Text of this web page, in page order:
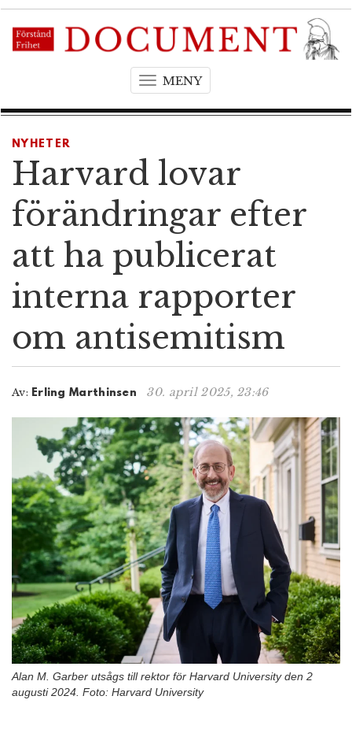
MENYT
g
e
a
i
g
a
t
o
n
NYHETER
Harvard lovar
förändringar efter
att ha publicerat
interna rapporter
om antisemitism
Av: Erling Marthinsen 30. april 2025, 23:46
Alan M. Garber utsågs till rektor för Harvard University den 2
augusti 2024. Foto: Harvard University